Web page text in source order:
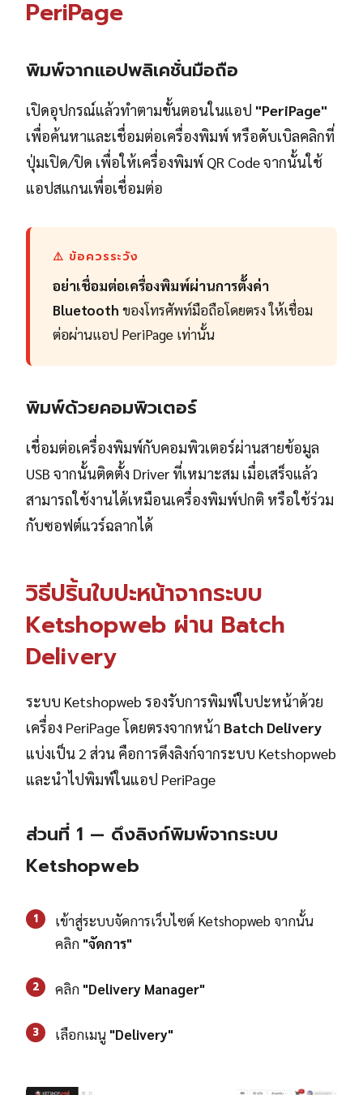
PeriPage
พิมพ์จากแอปพลิเคชั่นมือถือ
เปิดอุปกรณ์แล้วทำตามขั้นตอนในแอป "PeriPage"
เพื่อค้นหาและเชื่อมต่อเครื่องพิมพ์ หรือดับเบิลคลิกที่
ปุ่มเปิด/ปิด เพื่อให้เครื่องพิมพ์ QR Code จากนั้นใช้
แอปสแกนเพื่อเชื่อมต่อ
⚠️ ข้อควรระวัง
อย่าเชื่อมต่อเครื่องพิมพ์ผ่านการตั้งค่า
Bluetooth ของโทรศัพท์มือถือโดยตรง ให้เชื่อม
ต่อผ่านแอป PeriPage เท่านั้น
พิมพ์ด้วยคอมพิวเตอร์
เชื่อมต่อเครื่องพิมพ์กับคอมพิวเตอร์ผ่านสายข้อมูล
USB จากนั้นติดตั้ง Driver ที่เหมาะสม เมื่อเสร็จแล้ว
สามารถใช้งานได้เหมือนเครื่องพิมพ์ปกติ หรือใช้ร่วม
กับซอฟต์แวร์ฉลากได้
วิธีปริ้นใบปะหน้าจากระบบ
Ketshopweb ผ่าน Batch
Delivery
ระบบ Ketshopweb รองรับการพิมพ์ใบปะหน้าด้วย
เครื่อง PeriPage โดยตรงจากหน้า Batch Delivery
แบ่งเป็น 2 ส่วน คือการดึงลิงก์จากระบบ Ketshopweb
และนำไปพิมพ์ในแอป PeriPage
ส่วนที่ 1 — ดึงลิงก์พิมพ์จากระบบ
Ketshopweb
1
เข้าสู่ระบบจัดการเว็บไซต์ Ketshopweb จากนั้น
คลิก "จัดการ"
2 คลิก "Delivery Manager"
3 เลือกเมนู "Delivery"